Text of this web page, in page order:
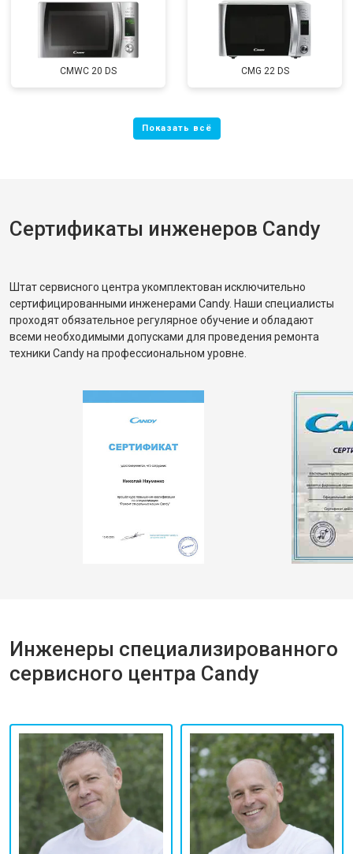
CMWC 20 DS CMG 22 DS
Сертификаты инженеров Candy
Штат сервисного центра укомплектован исключительно
сертифицированными инженерами Candy. Наши специалисты
проходят обязательное регулярное обучение и обладают
всеми необходимыми допусками для проведения ремонта
техники Candy на профессиональном уровне.
Инженеры специализированного
сервисного центра Candy